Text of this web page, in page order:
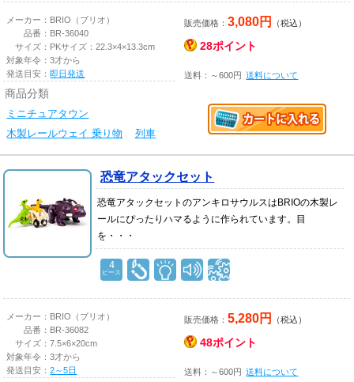
メーカー： BRIO（ブリオ）
品番： BR-36040
サイズ： PKサイズ：22.3×4×13.3cm
対象年令：3才から
発送目安：即日発送
商品分類
ミニチュアタウン
木製レールウェイ 乗り物
列車
販売価格：3,080円 （税込）
28ポイント
送料：～600円 送料について
恐竜アタックセット
恐竜アタックセットのアンキロサウルスはBRIOの木製レ
ールにぴったりハマるように作られています。目
を・・・
4
ピース
メーカー： BRIO（ブリオ）
品番： BR-36082
サイズ：7.5×6×20cm
対象年令：3才から
発送目安：2～5日
販売価格：5,280円 （税込）
48ポイント
送料：～600円 送料について